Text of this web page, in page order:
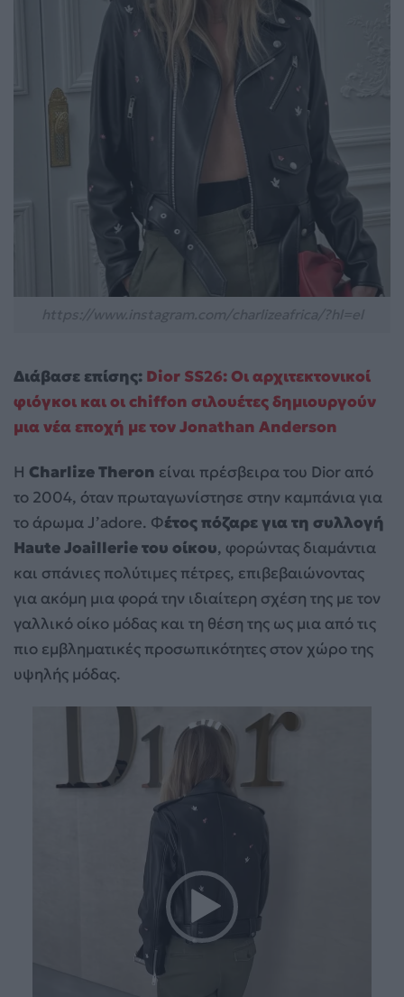
Διάβασε επίσης: Dior SS26: Oι αρχιτεκτονικοί
φιόγκοι και οι chiffon σιλουέτες δημιουργούν
μια νέα εποχή με τον Jonathan Anderson
Η Charlize Theron είναι πρέσβειρα του Dior από
το 2004, όταν πρωταγωνίστησε στην καμπάνια για
το άρωμα J’adore. Φέτος πόζαρε για τη συλλογή
Haute Joaillerie του οίκου, φορώντας διαμάντια
και σπάνιες πολύτιμες πέτρες, επιβεβαιώνοντας
για ακόμη μια φορά την ιδιαίτερη σχέση της με τον
γαλλικό οίκο μόδας και τη θέση της ως μια από τις
πιο εμβληματικές προσωπικότητες στον χώρο της
υψηλής μόδας.
Πρόγραμμα